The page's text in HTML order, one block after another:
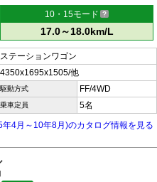
10・15モード
17.0～18.0km/L
ステーションワゴン
4350x1695x1505/他
駆動方式 FF/4WD
乗車定員
5名
4月～10年8月)のカタログ情報を見る